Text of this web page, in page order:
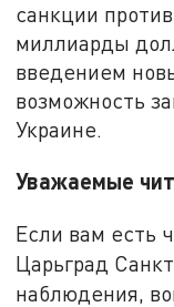
санкции
миллиарды
введением
возможность
Украине.
Уважаемые
Если вам есть
Царьград
наблюдения,